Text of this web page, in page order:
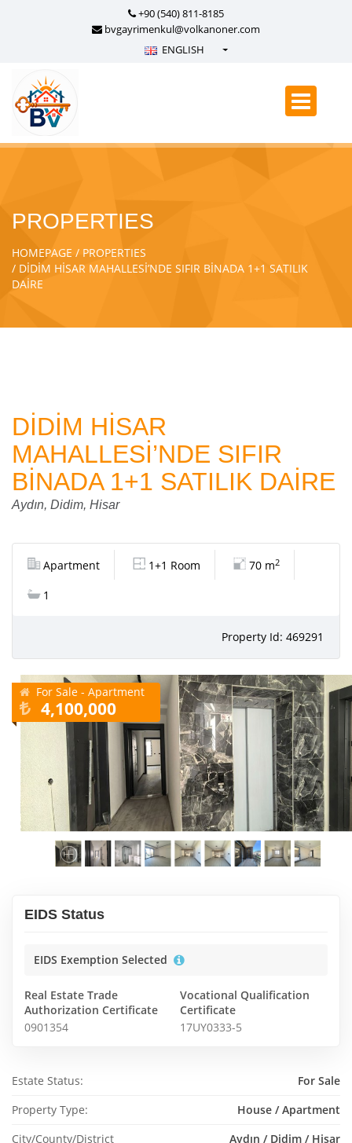
+90 (540) 811-8185
bvgayrimenkul@volkanoner.com
ENGLISH
Српски - Serbian
PROPERTIES
HOMEPAGE
PROPERTIES
DİDİM HİSAR MAHALLESİ’NDE SIFIR BİNADA 1+1 SATILIK
DAİRE
DİDİM HİSAR
MAHALLESİ’NDE SIFIR
BİNADA 1+1 SATILIK DAİRE
Aydın, Didim, Hisar
Apartment 1+1 Room 70 m2
1
Property Id: 469291
For Sale - Apartment
4,100,000
EIDS Status
EIDS Exemption Selected
Real Estate Trade
Authorization Certificate
0901354
Vocational Qualification
Certificate
17UY0333-5
Estate Status:
For Sale
Property Type:
House / Apartment
City/County/District
Aydın / Didim / Hisar